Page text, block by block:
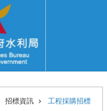
招標資訊 工程採購招標